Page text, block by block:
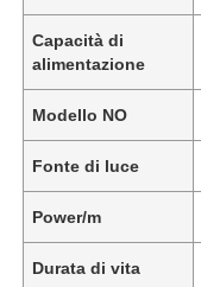
Capacità di
alimentazione
Modello NO
Fonte di luce
Power/m
Durata di vita